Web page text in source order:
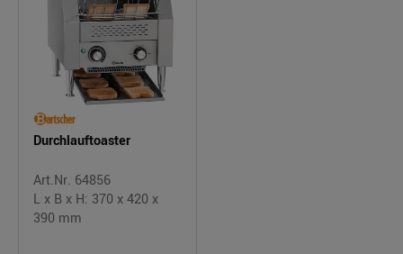
Durchlauftoaster
Art.Nr. 64856
L x B x H: 370 x 420 x
390 mm